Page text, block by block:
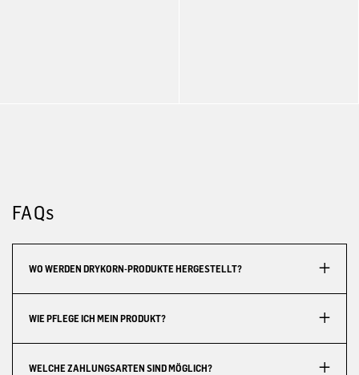
FAQs
WO WERDEN DRYKORN-PRODUKTE HERGESTELLT?
WIE PFLEGE ICH MEIN PRODUKT?
WELCHE ZAHLUNGSARTEN SIND MÖGLICH?